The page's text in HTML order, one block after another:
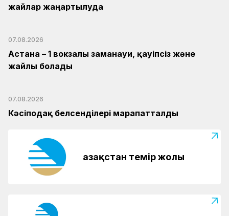
жайлар жаңартылуда
07.08.2026
Астана – 1 вокзалы заманауи, қауіпсіз және
жайлы болады
07.08.2026
Кәсіподақ белсенділері марапатталды
Қазақстан темір жолы